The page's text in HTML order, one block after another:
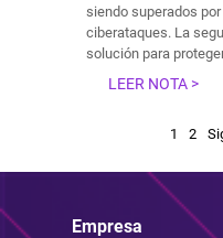
siendo superados
ciberataques. La
solución para
LEER NOTA >
1 2
Empresa